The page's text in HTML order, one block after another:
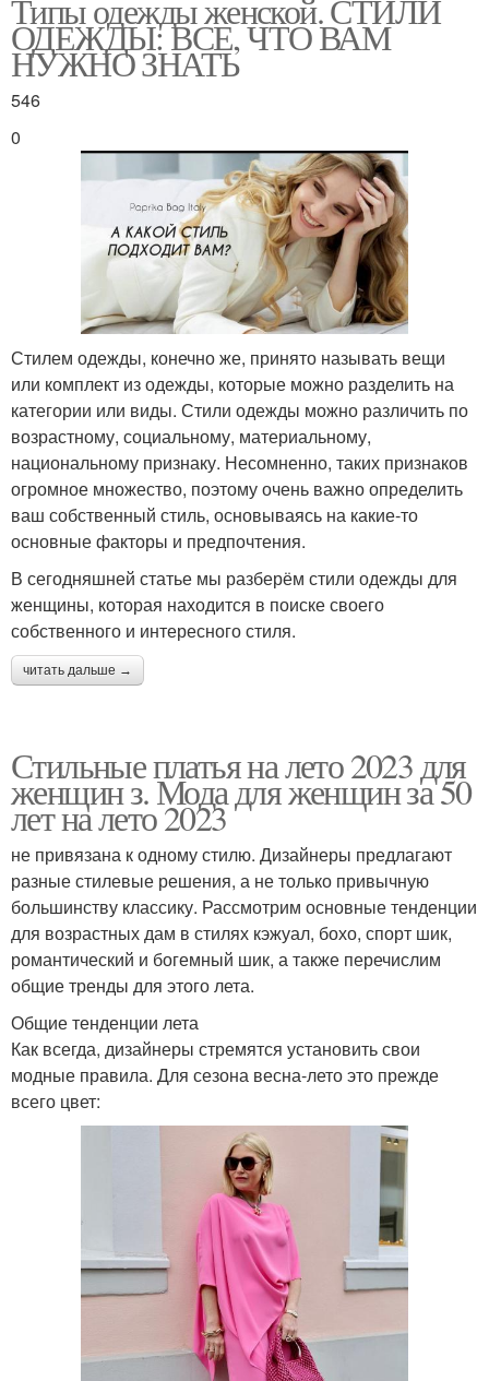
Типы одежды женской. СТИЛИ
ОДЕЖДЫ: ВСЕ, ЧТО ВАМ
НУЖНО ЗНАТЬ
546
0
Стилем одежды, конечно же, принято называть вещи
или комплект из одежды, которые можно разделить на
категории или виды. Стили одежды можно различить по
возрастному, социальному, материальному,
национальному признаку. Несомненно, таких признаков
огромное множество, поэтому очень важно определить
ваш собственный стиль, основываясь на какие-то
основные факторы и предпочтения.
В сегодняшней статье мы разберём стили одежды для
женщины, которая находится в поиске своего
собственного и интересного стиля.
читать дальше →
Стильные платья на лето 2023 для
женщин з. Мода для женщин за 50
лет на лето 2023
не привязана к одному стилю. Дизайнеры предлагают
разные стилевые решения, а не только привычную
большинству классику. Рассмотрим основные тенденции
для возрастных дам в стилях кэжуал, бохо, спорт шик,
романтический и богемный шик, а также перечислим
общие тренды для этого лета.
Общие тенденции лета
Как всегда, дизайнеры стремятся установить свои
модные правила. Для сезона весна-лето это прежде
всего цвет: